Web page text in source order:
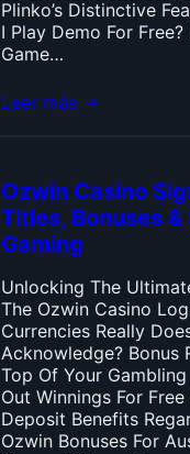
Plinko’s Distinctive
I Play Demo For
Game…
Leer más →
Ozwin Casino
Titles, Bonuses
Gaming
Unlocking The
The Ozwin Casino
Currencies Really
Acknowledge? Bonus
Top Of Your
Out Winnings For
Deposit Benefits
Ozwin Bonuses For